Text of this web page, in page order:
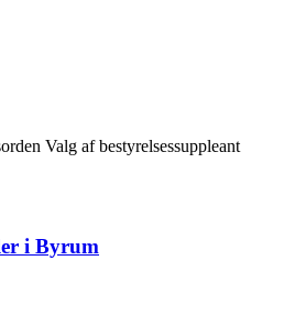
Valg af bestyrelsessuppleant
i Byrum